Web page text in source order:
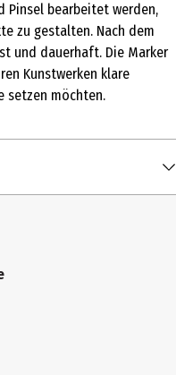
Pinsel bearbeitet werden,
zu gestalten. Nach dem
und dauerhaft. Die Marker
Kunstwerken klare
setzen möchten.